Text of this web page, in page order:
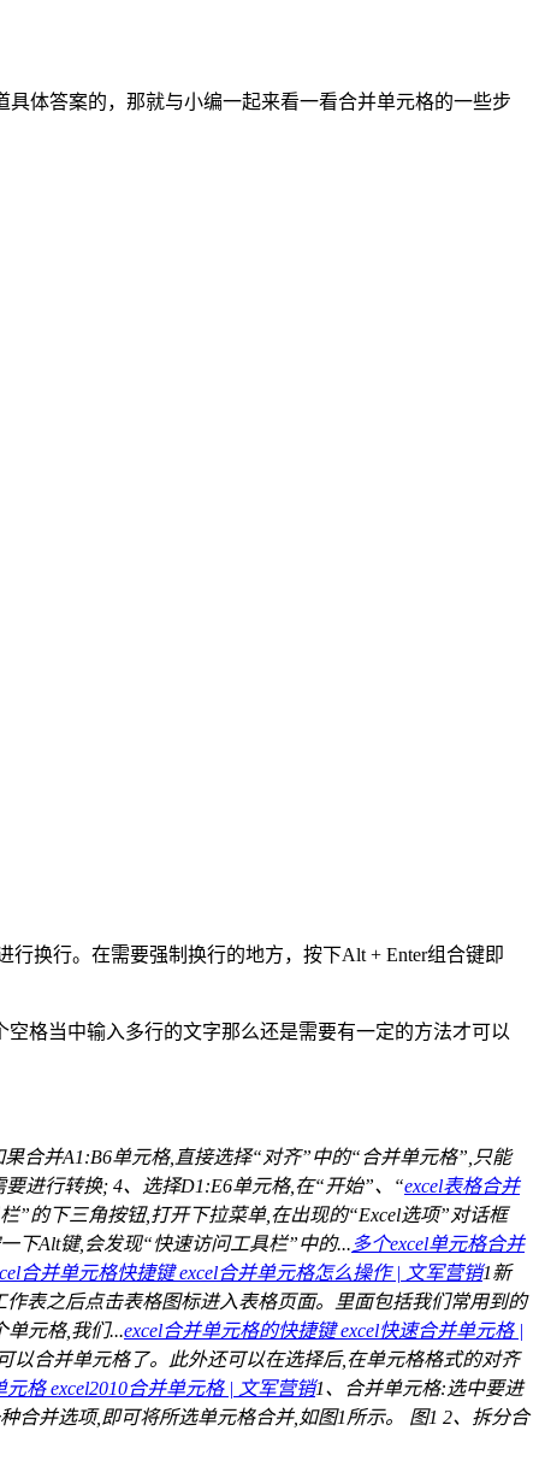
体答案的，那就与小编一起来看一看合并单元格的一些步
换行。在需要强制换行的地方，按下Alt + Enter组合键即
格当中输入多行的文字那么还是需要有一定的方法才可以
合并A1:B6单元格,直接选择“对齐”中的“合并单元格”,只能
进行转换; 4、选择D1:E6单元格,在“开始”、“excel表格合并
”的下三角按钮,打开下拉菜单,在出现的“Excel选项”对话框
下Alt键,会发现“快速访问工具栏”中的... 多个excel单元格合并
合并单元格快捷键 excel合并单元格怎么操作 | 文军营销1新
表之后点击表格图标进入表格页面。里面包括我们常用到的
单元格,我们...excel合并单元格的快捷键 excel快速合并单元格 |
合并单元格了。此外还可以在选择后,在单元格格式的对齐
元格 excel2010合并单元格 | 文军营销1、合并单元格:选中要进
合并选项,即可将所选单元格合并,如图1所示。 图1 2、拆分合